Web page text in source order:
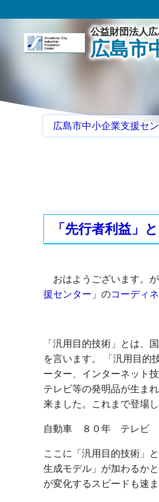
公益財団法人
広島市
広島市中小企業支援セ
「先行者利益」
おはようございます。
援センター 」のコーディ
「汎用目的技術」とは、
を言います。 「汎用目的
ーター、インターネット
テレビ等の発明品が生ま
来ました。これまで登場
自動車 ８０年 テレビ
ここに「汎用目的技術」
生成モデル」が加わるか
が変化するスピードも速